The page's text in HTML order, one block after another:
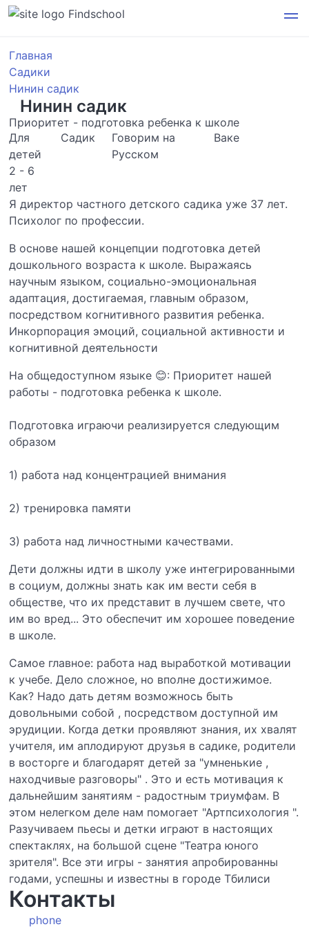
Findschool
Главная
Садики
Нинин садик
Нинин садик
Приоритет - подготовка ребенка к школе
Для
детей
2 - 6
лет
Садик
Говорим на
Русском
Ваке
Я директор частного детского садика уже 37 лет.
Психолог по профессии.
В основе нашей концепции подготовка детей
дошкольного возраста к школе. Выражаясь
научным языком, социально-эмоциональная
адаптация, достигаемая, главным образом,
посредством когнитивного развития ребенка.
Инкорпорация эмоций, социальной активности и
когнитивной деятельности
На общедоступном языке 😊: Приоритет нашей
работы - подготовка ребенка к школе.
Подготовка играючи реализируется следующим
образом
1) работа над концентрацией внимания
2) тренировка памяти
3) работа над личностными качествами.
Дети должны идти в школу уже интегрированными
в социум, должны знать как им вести себя в
обществе, что их представит в лучшем свете, что
им во вред... Это обеспечит им хорошее поведение
в школе.
Самое главное: работа над выработкой мотивации
к учебе. Дело сложное, но вполне достижимое.
Как? Надо дать детям возможнось быть
довольными собой , посредством доступной им
эрудиции. Когда детки проявляют знания, их хвалят
учителя, им аплодируют друзья в садике, родители
в восторге и благодарят детей за "умненькие ,
находчивые разговоры" . Это и есть мотивация к
дальнейшим занятиям - радостным триумфам. В
этом нелегком деле нам помогает "Артпсихология ".
Разучиваем пьесы и детки играют в настоящих
спектаклях, на большой сцене "Театра юного
зрителя". Все эти игры - занятия апробированны
годами, успешны и известны в городе Тбилиси
Контакты
phone